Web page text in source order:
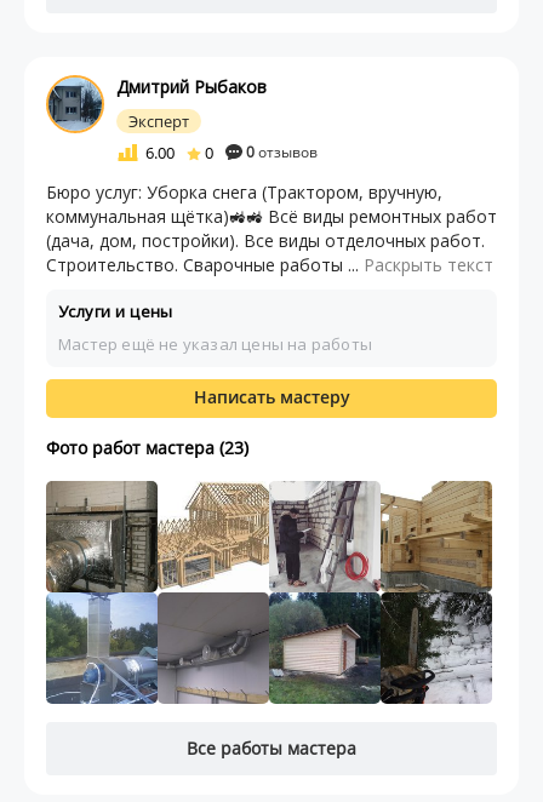
Дмитрий Рыбаков
Эксперт
6.00
0 0отзывов
Бюро услуг: Уборка снега (Трактором, вручную,
коммунальная щётка)🚜🚜 Всё виды ремонтных работ
(дача, дом, постройки). Все виды отделочных работ.
Строительство. Сварочные работы ... Раскрыть текст
Услуги и цены
Мастер ещё не указал цены на работы
Написать мастеру
Фото работ мастера (23)
Все работы мастера